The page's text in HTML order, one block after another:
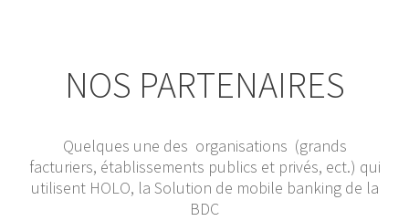
NOS PARTENAIRES
Quelques une des organisations (grands
facturiers, établissements publics et privés, ect.) qui
utilisent HOLO, la Solution de mobile banking de la
BDC